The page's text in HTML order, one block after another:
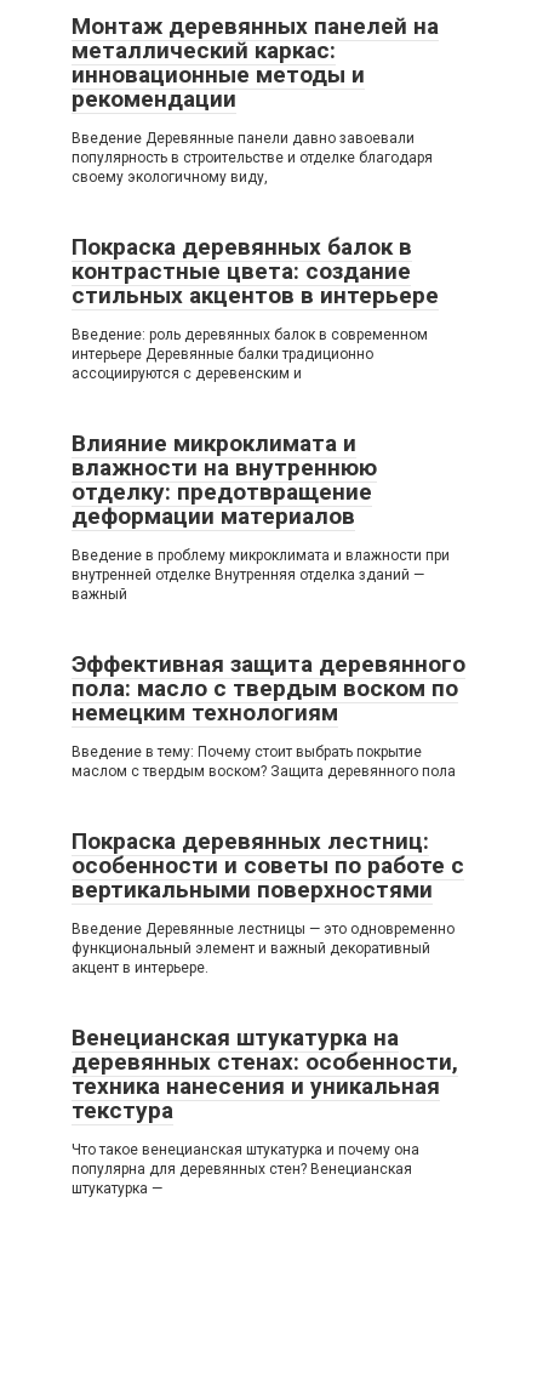
Монтаж деревянных панелей на
металлический каркас:
инновационные методы и
рекомендации
Введение Деревянные панели давно завоевали
популярность в строительстве и отделке благодаря
своему экологичному виду,
Покраска деревянных балок в
контрастные цвета: создание
стильных акцентов в интерьере
Введение: роль деревянных балок в современном
интерьере Деревянные балки традиционно
ассоциируются с деревенским и
Влияние микроклимата и
влажности на внутреннюю
отделку: предотвращение
деформации материалов
Введение в проблему микроклимата и влажности при
внутренней отделке Внутренняя отделка зданий —
важный
Эффективная защита деревянного
пола: масло с твердым воском по
немецким технологиям
Введение в тему: Почему стоит выбрать покрытие
маслом с твердым воском? Защита деревянного пола
Покраска деревянных лестниц:
особенности и советы по работе с
вертикальными поверхностями
Введение Деревянные лестницы — это одновременно
функциональный элемент и важный декоративный
акцент в интерьере.
Венецианская штукатурка на
деревянных стенах: особенности,
техника нанесения и уникальная
текстура
Что такое венецианская штукатурка и почему она
популярна для деревянных стен? Венецианская
штукатурка —